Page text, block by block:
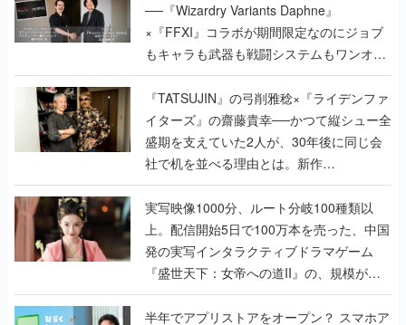
──『Wizardry Variants Daphne』
×『FFXI』コラボが期間限定なのにジョブ
もキャラも武器も戦闘システムもワンオフ
で作り込まれた理由を両ディレクターに聞
く
『TATSUJIN』の弓削雅稔×『ライデンファ
イターズ』の齋藤貴幸──かつて縦シュー全
盛期を支えていた2人が、30年後に同じ会
社で机を並べる理由とは。新作
『TATSUJIN EXTREME』で初タッグを組
んだレジェンド2人に訊く開発秘話
実写映像1000分、ルート分岐100種類以
上。配信開始5日で100万本を売った、中国
発の実写インタラクティブドラマゲーム
『盛世天下：女帝への道II』の、規模が違
うこだわりをプロデューサーに聞いた
半年でアプリストアをオープン？ スマホア